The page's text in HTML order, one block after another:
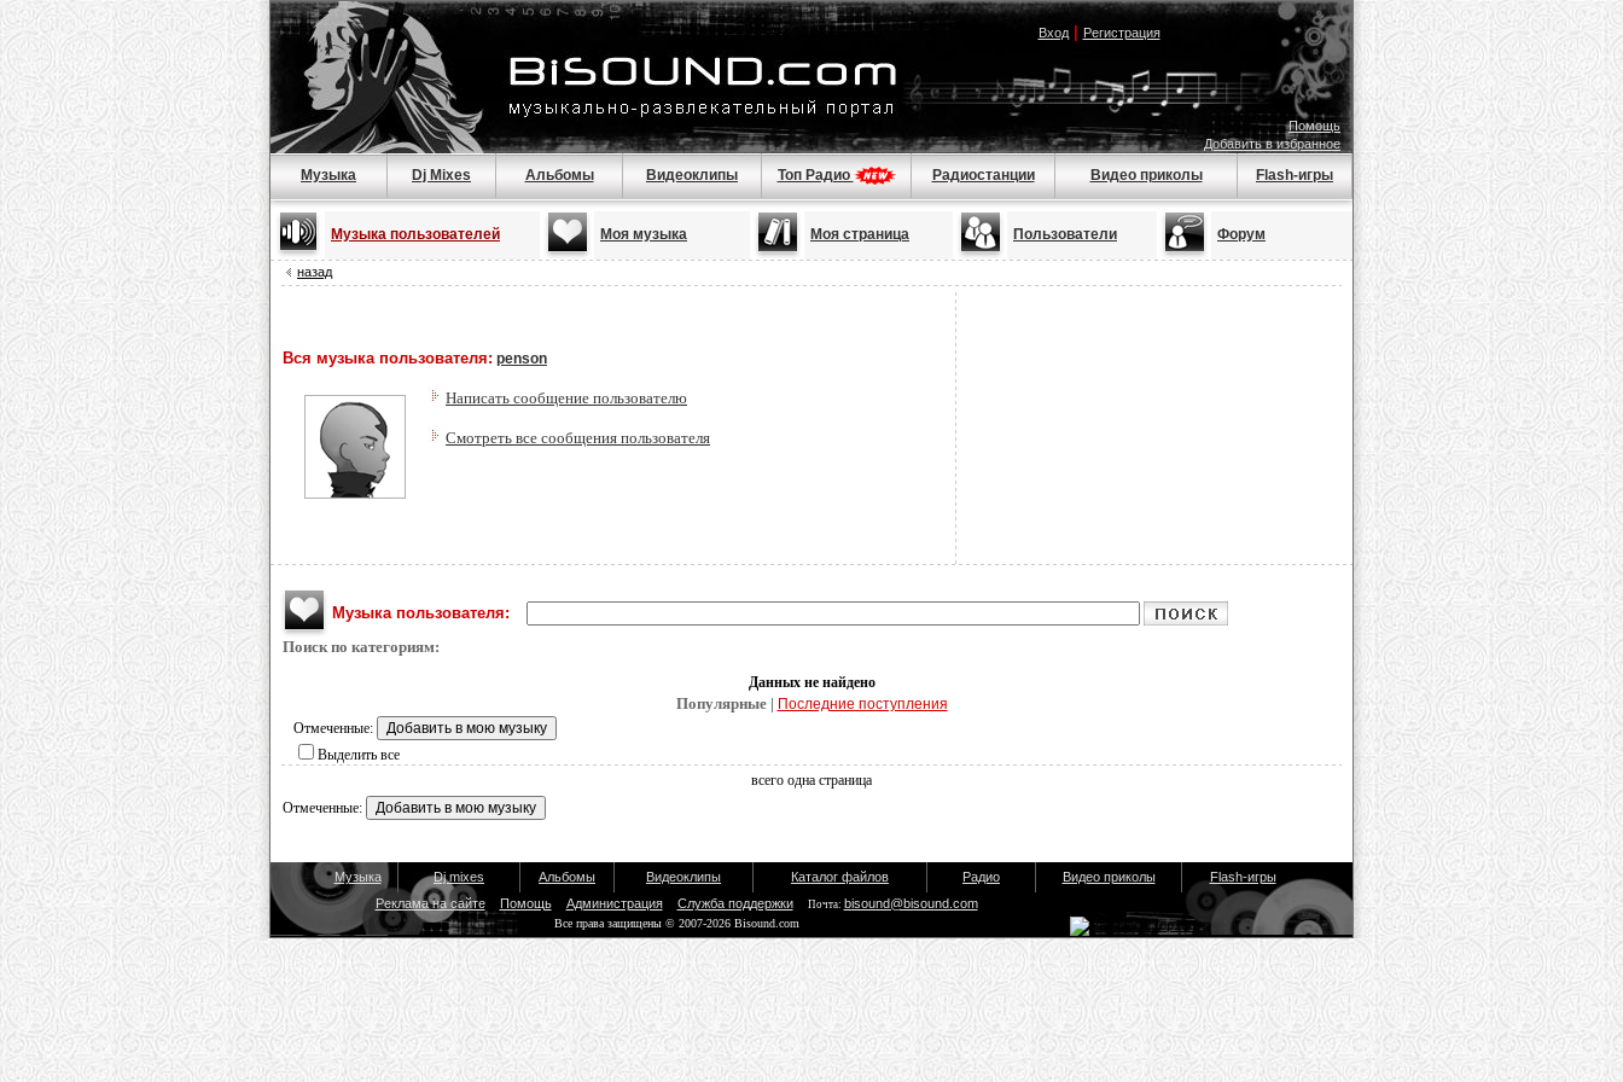
Вход| Регистрация
Помощь
Добавить в избранное
Музыка Dj Mixes Альбомы Видеоклипы Топ Радио Радиостанции Видео приколы Flash-игры
Музыка пользователей Моя музыка Моя страница Пользователи Форум
назад
Вся музыка пользователя: penson
Написать сообщение пользователю
Смотреть все сообщения пользователя
Музыка пользователя:
Поиск по категориям:
Данных не найдено
Популярные | Последние поступления
Отмеченные:
Выделить все
всего одна страница
Отмеченные:
Музыка Dj mixes Альбомы Видеоклипы Каталог файлов Радио Видео приколы
Flash-игры
Реклама на сайте
Помощь Администрация Служба поддержки Почта: bisound@bisound.com
Все права защищены © 2007-2026 Bisound.com